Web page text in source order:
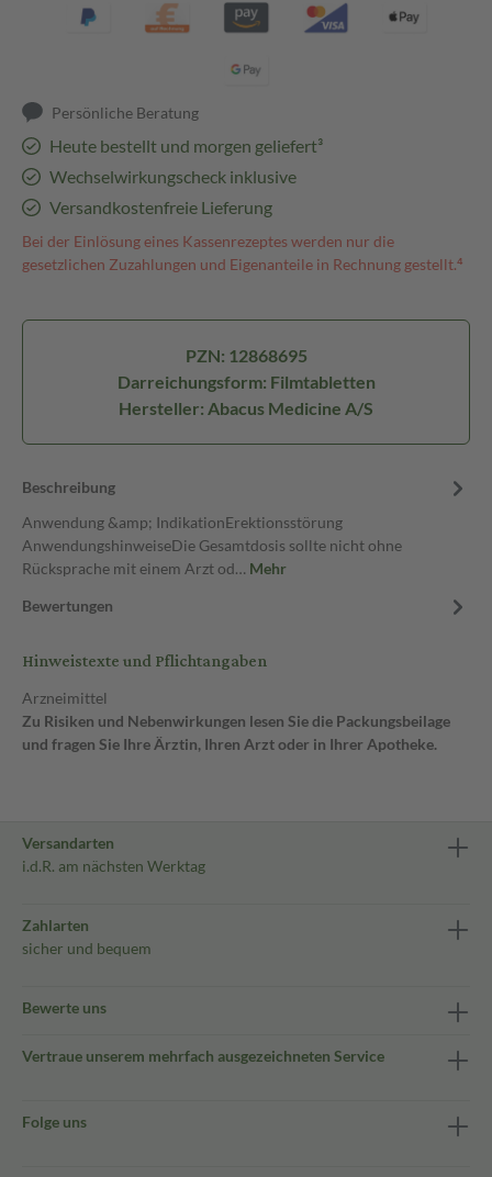
Persönliche Beratung
Heute bestellt und morgen geliefert³
Wechselwirkungscheck inklusive
Versandkostenfreie Lieferung
Bei der Einlösung eines Kassenrezeptes werden nur die
gesetzlichen Zuzahlungen und Eigenanteile in Rechnung gestellt.⁴
PZN: 12868695
Darreichungsform: Filmtabletten
Hersteller: Abacus Medicine A/S
Beschreibung
Anwendung &amp; IndikationErektionsstörung
AnwendungshinweiseDie Gesamtdosis sollte nicht ohne
Rücksprache mit einem Arzt od… Mehr
Bewertungen
Hinweistexte und Pflichtangaben
Arzneimittel
Zu Risiken und Nebenwirkungen lesen Sie die Packungsbeilage
und fragen Sie Ihre Ärztin, Ihren Arzt oder in Ihrer Apotheke.
Versandarten
i.d.R. am nächsten Werktag
Zahlarten
sicher und bequem
Bewerte uns
Vertraue unserem mehrfach ausgezeichneten Service
Folge uns